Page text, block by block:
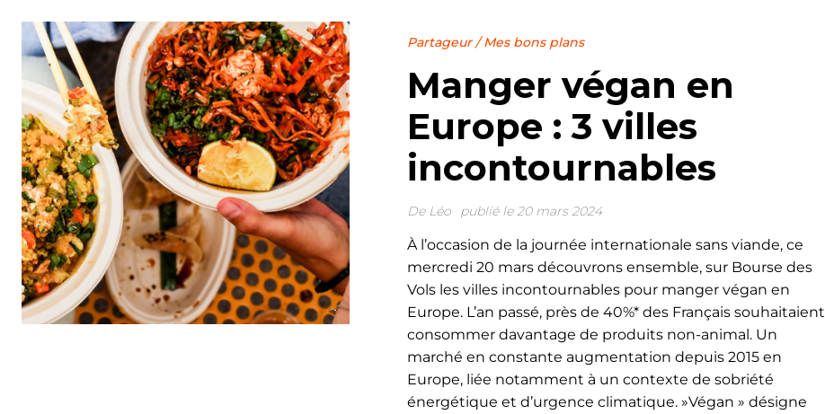
Partageur/Mes bons plans
Manger végan en
Europe : 3 villes
incontournables
De Léo publié le 20 mars 2024
À l’occasion de la journée internationale sans viande, ce
mercredi 20 mars découvrons ensemble, sur Bourse des
Vols les villes incontournables pour manger végan en
Europe. L’an passé, près de 40%* des Français souhaitaient
consommer davantage de produits non-animal. Un
marché en constante augmentation depuis 2015 en
Europe, liée notamment à un contexte de sobriété
énergétique et d’urgence climatique. »Végan » désigne